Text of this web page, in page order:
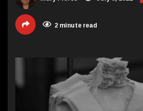
2 minute read